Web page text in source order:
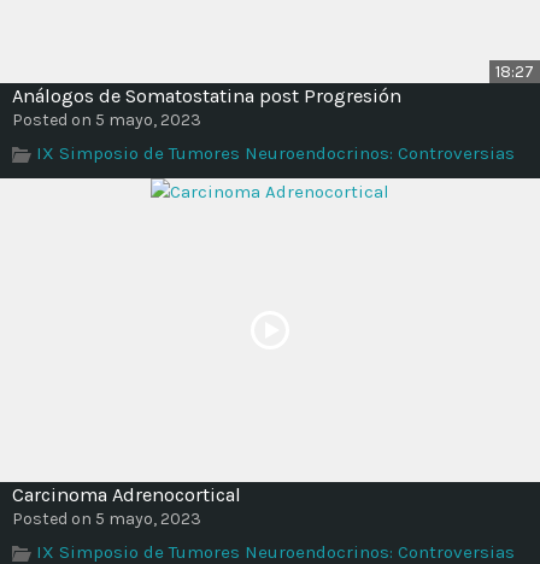
18:27
Análogos de Somatostatina post Progresión
Posted on 5 mayo, 2023
IX Simposio de Tumores Neuroendocrinos: Controversias
Carcinoma Adrenocortical
Posted on 5 mayo, 2023
IX Simposio de Tumores Neuroendocrinos: Controversias